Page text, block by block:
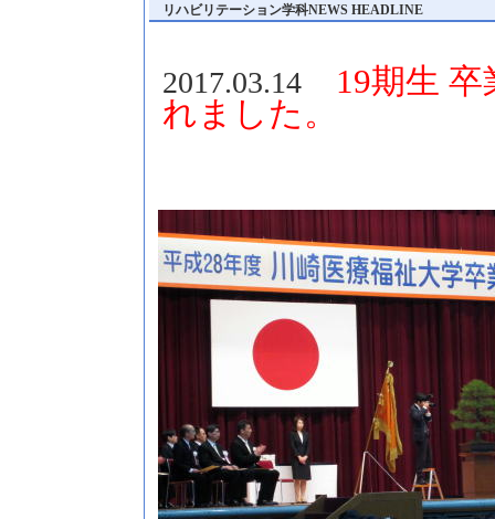
リハビリテーション学科NEWS HEADLINE
2017.03.14
19期生
れました。